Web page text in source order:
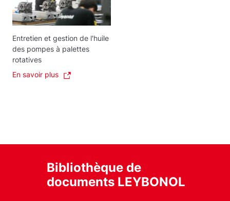
Entretien et gestion de l'huile
des pompes à palettes
rotatives
En savoir plus
Bibliothèque de
documents LEYBONOL